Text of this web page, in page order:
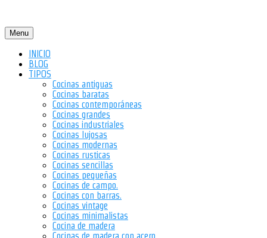
Menu
INICIO
BLOG
TIPOS
Cocinas antiguas
Cocinas baratas
Cocinas contemporáneas
Cocinas grandes
Cocinas industriales
Cocinas lujosas
Cocinas modernas
Cocinas rusticas
Cocinas sencillas
Cocinas pequeñas
Cocinas de campo.
Cocinas con barras.
Cocinas vintage
Cocinas minimalistas
Cocina de madera
Cocinas de madera con acero